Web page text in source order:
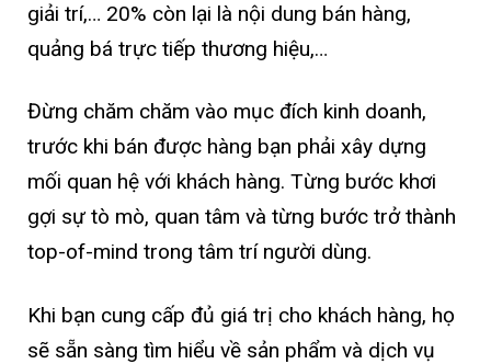
giải trí,… 20% còn lại là nội dung bán hàng,
quảng bá trực tiếp thương hiệu,…
Đừng chăm chăm vào mục đích kinh doanh,
trước khi bán được hàng bạn phải xây dựng
mối quan hệ với khách hàng. Từng bước khơi
gợi sự tò mò, quan tâm và từng bước trở thành
top-of-mind trong tâm trí người dùng.
Khi bạn cung cấp đủ giá trị cho khách hàng, họ
sẽ sẵn sàng tìm hiểu về sản phẩm và dịch vụ